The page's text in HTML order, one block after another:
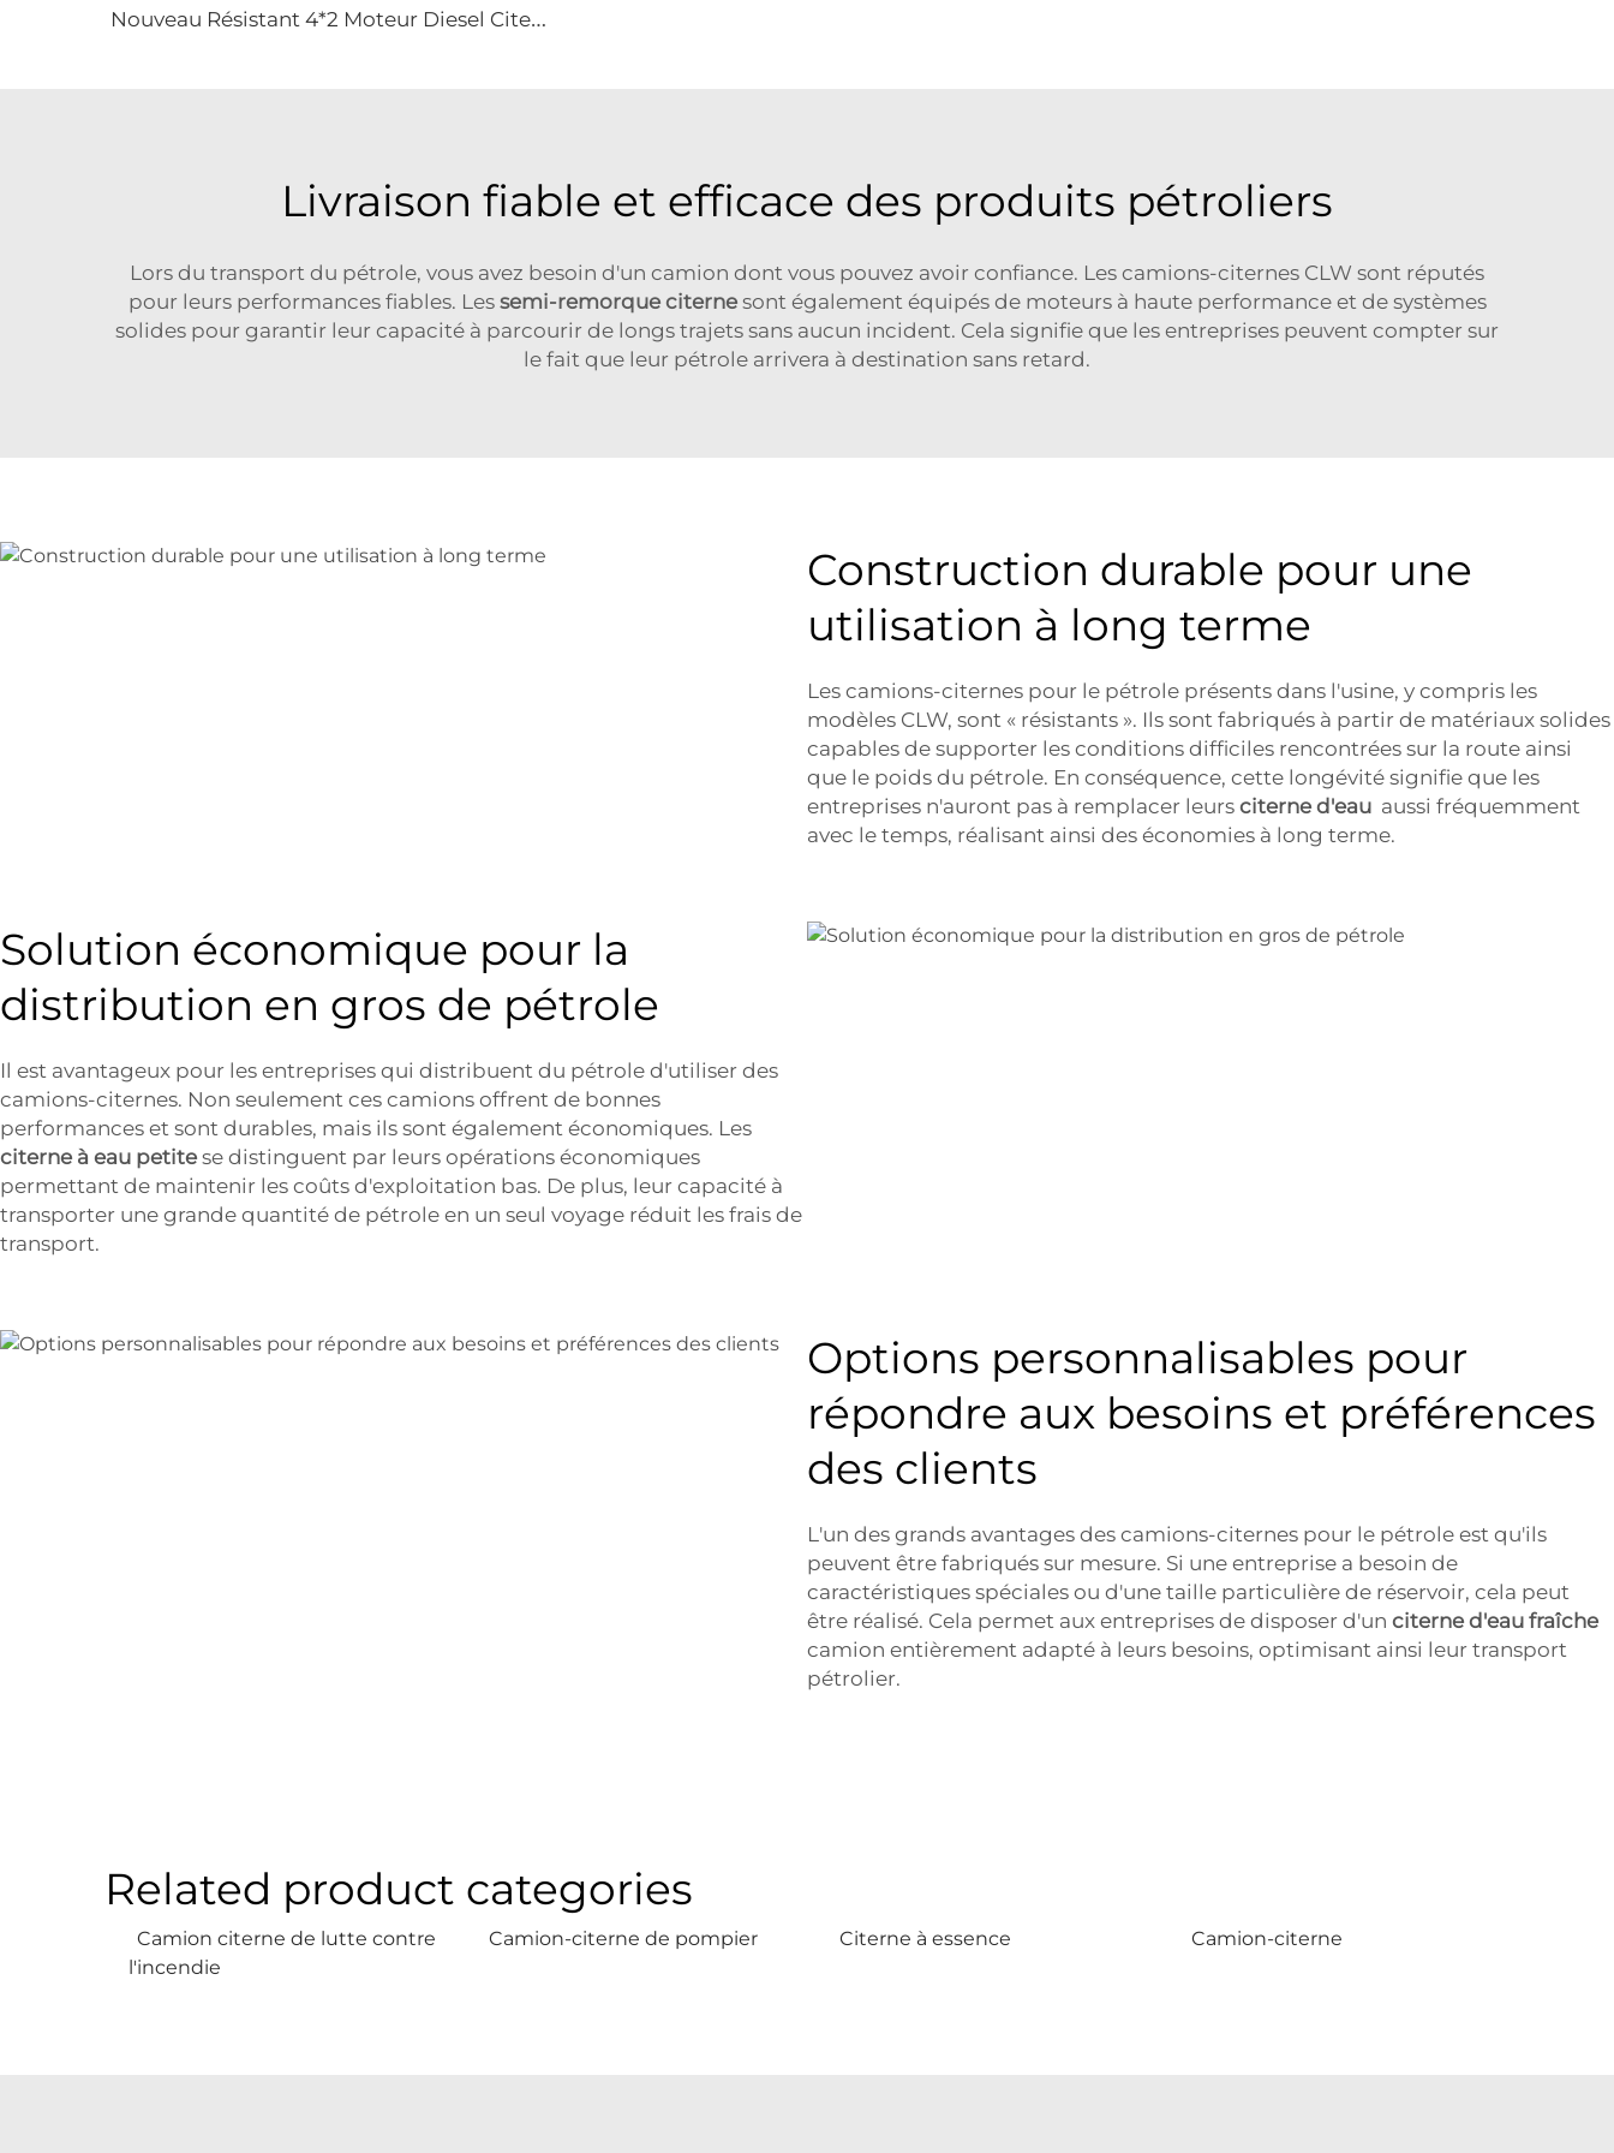
N
ouveau Résistant 4*2 Moteur Diesel Citerne de Transport de Carburant Camion à Transmission Manuelle Matériau en Acier pour Stockage d'Huile Industrielle
Livraison fiable et efficace des produits pétroliers
Lors du transport du pétrole, vous avez besoin d'un camion dont vous pouvez avoir confiance. Les camions-citernes CLW sont réputés
pour leurs performances fiables. Les semi-remorque citerne sont également équipés de moteurs à haute performance et de systèmes
solides pour garantir leur capacité à parcourir de longs trajets sans aucun incident. Cela signifie que les entreprises peuvent compter sur
le fait que leur pétrole arrivera à destination sans retard.
Construction durable pour une
utilisation à long terme
Les camions-citernes pour le pétrole présents dans l'usine, y compris les
modèles CLW, sont « résistants ». Ils sont fabriqués à partir de matériaux solides
capables de supporter les conditions difficiles rencontrées sur la route ainsi
que le poids du pétrole. En conséquence, cette longévité signifie que les
entreprises n'auront pas à remplacer leurs citerne d'eau aussi fréquemment
avec le temps, réalisant ainsi des économies à long terme.
Solution économique pour la
distribution en gros de pétrole
Il est avantageux pour les entreprises qui distribuent du pétrole d'utiliser des
camions-citernes. Non seulement ces camions offrent de bonnes
performances et sont durables, mais ils sont également économiques. Les
citerne à eau petitese distinguent par leurs opérations économiques
permettant de maintenir les coûts d'exploitation bas. De plus, leur capacité à
transporter une grande quantité de pétrole en un seul voyage réduit les frais de
transport.
Options personnalisables pour
répondre aux besoins et préférences
des clients
L'un des grands avantages des camions-citernes pour le pétrole est qu'ils
peuvent être fabriqués sur mesure. Si une entreprise a besoin de
caractéristiques spéciales ou d'une taille particulière de réservoir, cela peut
être réalisé. Cela permet aux entreprises de disposer d'un citerne d'eau fraîche
camion entièrement adapté à leurs besoins, optimisant ainsi leur transport
pétrolier.
Related product categories
Camion citerne de lutte contre
l'incendie
Camion-citerne de pompier Citerne à essence Camion-citerne